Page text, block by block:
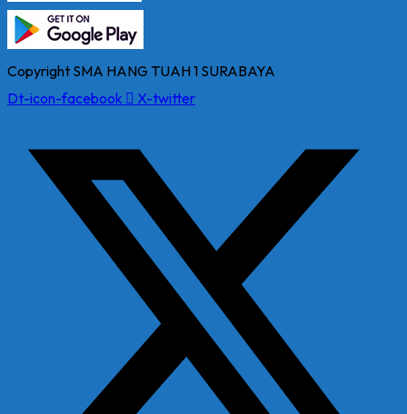
Copyright SMA HANG TUAH 1 SURABAYA
Dt-icon-facebook
X-twitter